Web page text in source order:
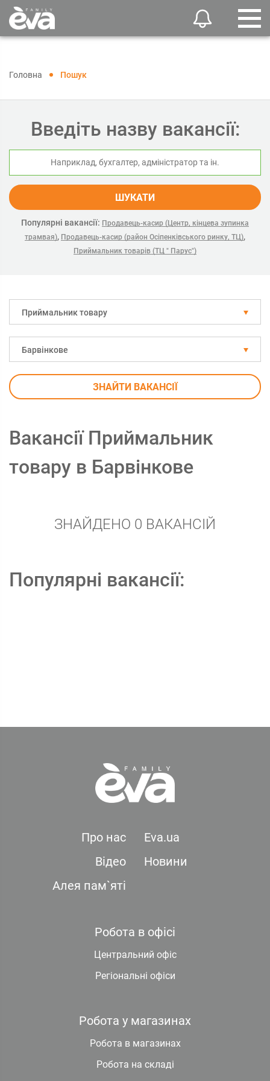
Головна Пошук
Введіть назву вакансії:
ШУКАТИ
Популярні вакансії: Продавець-касир (Центр, кінцева зупинка
трамвая), Продавець-касир (район Осіпенківського ринку, ТЦ),
Приймальник товарів (ТЦ " Парус")
Приймальник товару
Барвінкове
ЗНАЙТИ ВАКАНСІЇ
Вакансії Приймальник
товару в Барвінкове
ЗНАЙДЕНО 0 ВАКАНСІЙ
Популярні вакансії:
Про нас
Eva.ua
Відео
Новини
Алея пам`яті
Робота в офісі
Центральний офіс
Регіональні офіси
Робота у магазинах
Робота в магазинах
Робота на складі